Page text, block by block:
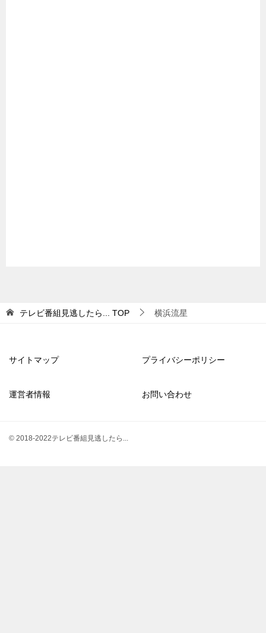
テレビ番組見逃したら... TOP 横浜流星
サイトマップ プライバシーポリシー
運営者情報 お問い合わせ
© 2018-2022テレビ番組見逃したら...